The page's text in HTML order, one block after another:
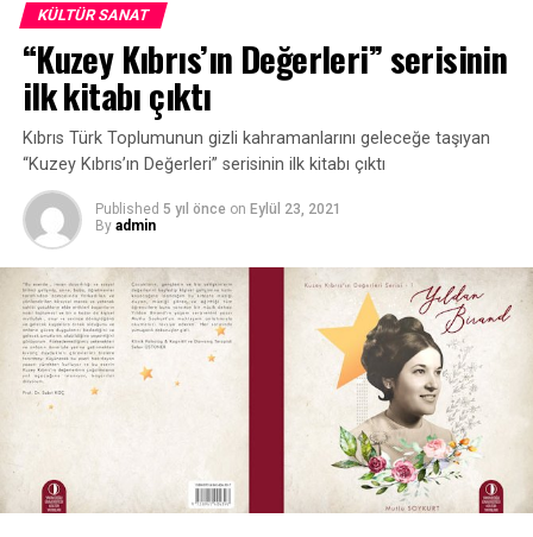
İstikrar istiyoruz, bizi soydunuz yeter
Halk resmen avuç açtı, eskisinden de beter
Gelenler aratırmış, gidenleri ne yazık
Yer her gün bıka bıka, halkım büyük bir kazık
Ekmek alamaz oldu, hani et, süt, un, şeker
Sizler bayram yaparken, halkım sefalet çeker
Sizin maaşınızı masaya yatıralım
İşçiden biraz alıp, sizlere aktaralım
O zaman belki biraz, insafa gelirsiniz
Onlar ekmek bulmazken, siz pasta yemezsiniz
Maşa olup tutulduk, kullanıldık bir çoğu
Sizler bir balı yalarken yakıldı Orta Doğu
Sıra bizlere geldi sahip çık vatanına
KÜLTÜR SANAT
“Kuzey Kıbrıs’ın Değerleri” serisinin
ilk kitabı çıktı
Kıbrıs Türk Toplumunun gizli kahramanlarını geleceğe taşıyan
“Kuzey Kıbrıs’ın Değerleri” serisinin ilk kitabı çıktı
Published 5 yıl önce on Eylül 23, 2021
By admin